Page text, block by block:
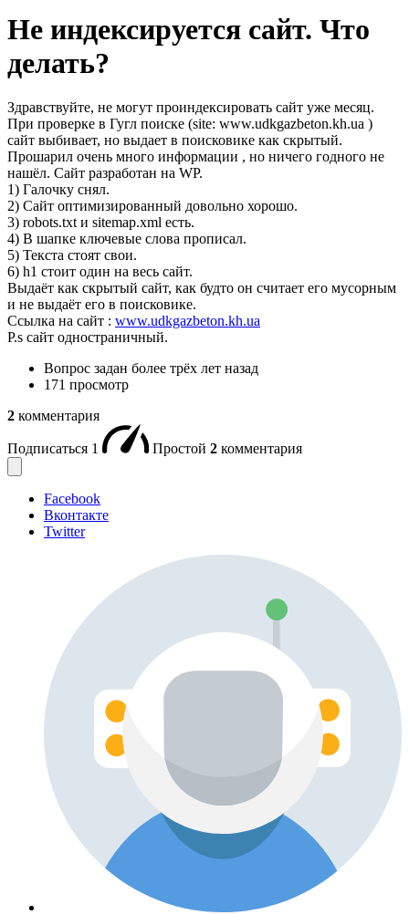
Не индексируется сайт. Что
делать?
Здравствуйте, не могут проиндексировать сайт уже месяц.
При проверке в Гугл поиске (site: www.udkgazbeton.kh.ua )
сайт выбивает, но выдает в поисковике как скрытый.
Прошарил очень много информации , но ничего годного не
нашёл. Сайт разработан на WP.
1) Галочку снял.
2) Сайт оптимизированный довольно хорошо.
3) robots.txt и sitemap.xml есть.
4) В шапке ключевые слова прописал.
5) Текста стоят свои.
6) h1 стоит один на весь сайт.
Выдаёт как скрытый сайт, как будто он считает его мусорным
и не выдаёт его в поисковике.
Ссылка на сайт : www.udkgazbeton.kh.ua
P.s сайт одностраничный.
Вопрос задан более трёх лет назад
171 просмотр
2 комментария
Подписаться 1 Простой 2 комментария
Facebook
Вконтакте
Twitter